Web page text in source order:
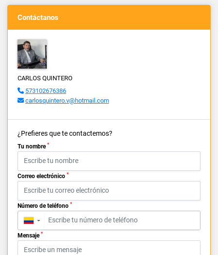
Contáctanos
CARLOS QUINTERO
573102676386
carlosquintero.v@hotmail.com
¿Prefieres que te contactemos?
Tu nombre *
Correo electrónico *
Número de teléfono *
▼
Mensaje *